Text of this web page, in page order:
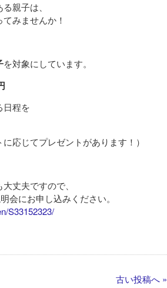
親子は、
みませんか！
を対象にしています。
日程を
に応じてプレゼントがあります！）
丈夫ですので、
会にお申し込みください。
S33152323/
古い投稿へ »